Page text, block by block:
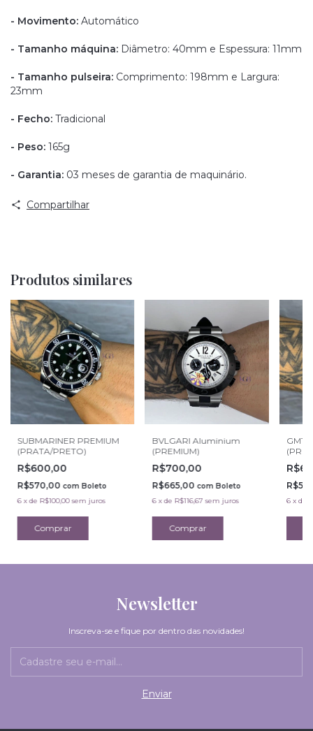
- Movimento: Automático
- Tamanho máquina: Diâmetro: 40mm e Espessura: 11mm
- Tamanho pulseira: Comprimento: 198mm e Largura:
23mm
- Fecho: Tradicional
- Peso: 165g
- Garantia: 03 meses de garantia de maquinário.
Compartilhar
Produtos similares
SUBMARINER PREMIUM
(PRATA/PRETO)
R$600,00
R$570,00 com Boleto
6 xde R$100,00 sem juros
BVLGARI Aluminium
(PREMIUM)
R$700,00
R$665,00 com Boleto
6 xde R$116,67 sem juros
GMT
6 x de
Newsletter
Inscreva-se e fique por dentro das novidades!